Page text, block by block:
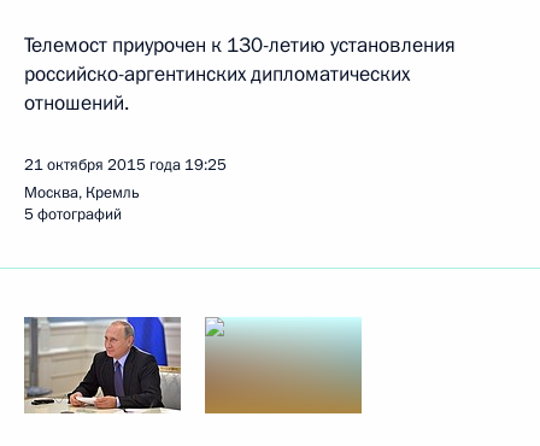
Телемост приурочен к 130-летию установления
российско-аргентинских дипломатических
отношений.
21 октября 2015 года 19:25
Москва, Кремль
5 фотографий